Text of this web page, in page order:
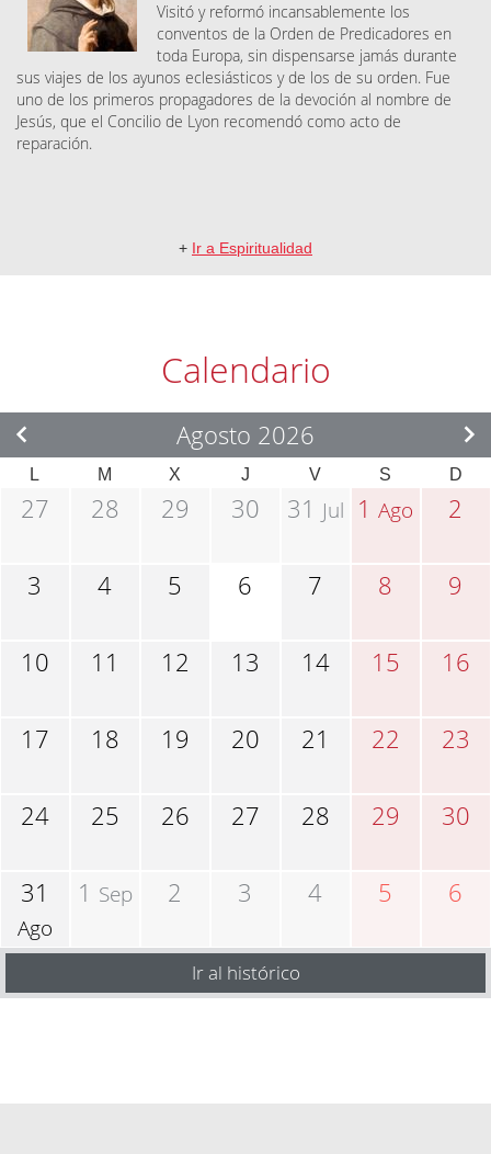
Visitó y reformó incansablemente los
conventos de la Orden de Predicadores en
toda Europa, sin dispensarse jamás durante
sus viajes de los ayunos eclesiásticos y de los de su orden. Fue
uno de los primeros propagadores de la devoción al nombre de
Jesús, que el Concilio de Lyon recomendó como acto de
reparación.
+ Ir a Espiritualidad
Calendario
Agosto 2026
L M X J V S D
27 28 29 30 31 Jul 1Ago 2
3 4 5 6 7 8 9
10 11 12 13 14 15 16
17 18 19 20 21 22 23
24 25 26 27 28 29 30
31
Ago
1 Sep 2 3 4 5 6
Ir al histórico